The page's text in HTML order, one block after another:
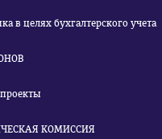
в целях бухгалтерского учета
КОМИССИЯ